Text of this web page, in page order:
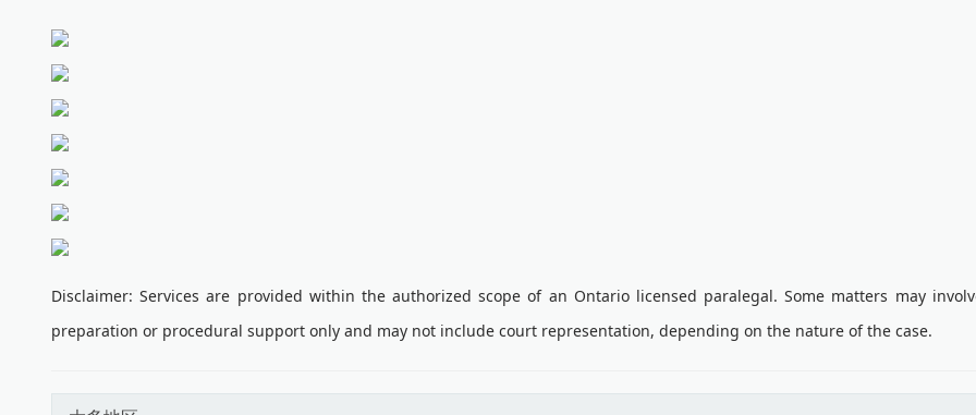
Disclaimer: Services are provided within the authorized scope of an Ontario licensed paralegal. Some matters may
preparation or procedural support only and may not include court representation, depending on the nature of the case.